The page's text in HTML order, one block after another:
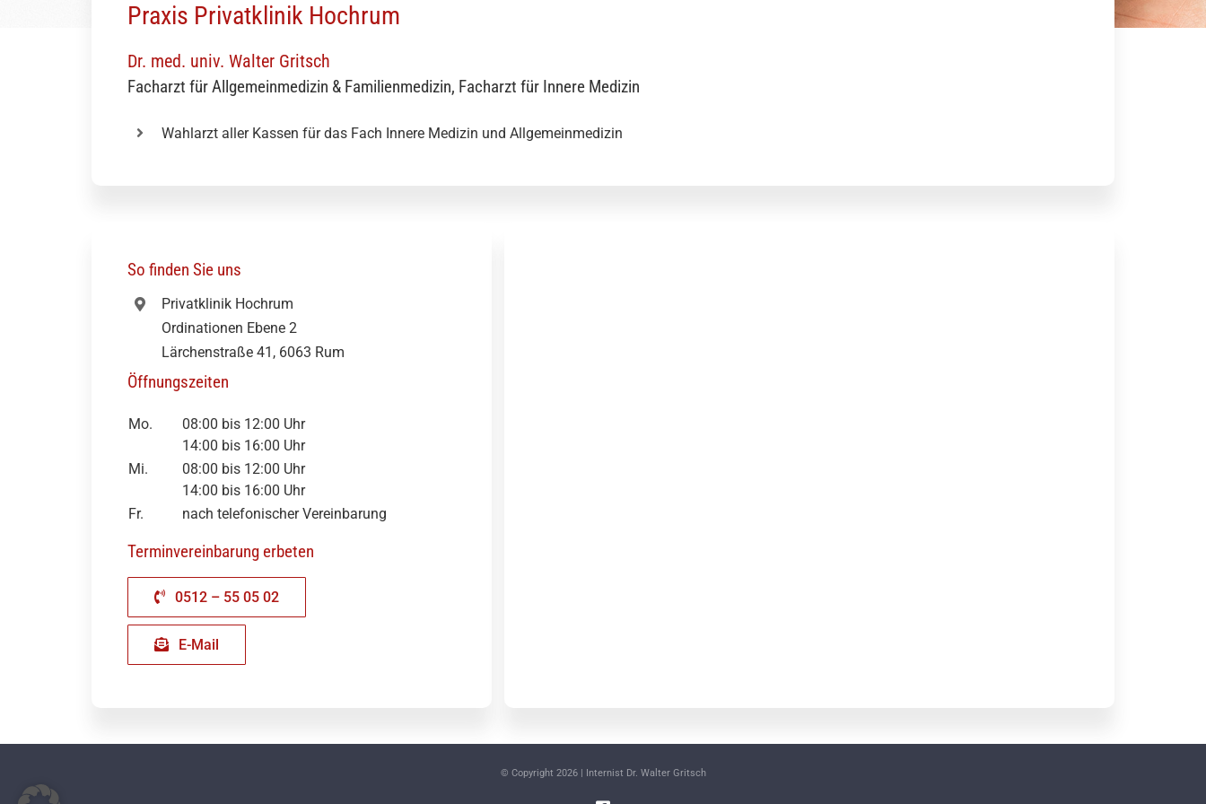
Praxis Privatklinik Hochrum
Dr. med. univ. Walter Gritsch
Facharzt für Allgemeinmedizin & Familienmedizin, Facharzt für Innere Medizin
Wahlarzt aller Kassen für das Fach Innere Medizin und Allgemeinmedizin
So finden Sie uns
Privatklinik Hochrum
Ordinationen Ebene 2
Lärchenstraße 41, 6063 Rum
Öffnungszeiten
Mo.
08:00 bis 12:00 Uhr
14:00 bis 16:00 Uhr
Mi.
08:00 bis 12:00 Uhr
14:00 bis 16:00 Uhr
Fr.
nach telefonischer Vereinbarung
Terminvereinbarung erbeten
0512 – 55 05 02
E-Mail
© Copyright 2026 | Internist Dr. Walter Gritsch